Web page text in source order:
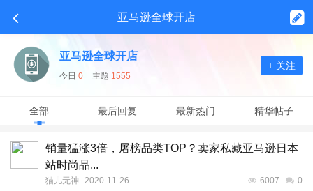
亚马逊全球开店
亚马逊全球开店
今日 0 主题 1555
+ 关注
全部 最后回复 最新热门 精华帖子
销量猛涨3倍，屠榜品类TOP？卖家私藏亚马逊日本
站时尚品...
猫儿无神 2020-11-26 6007 0